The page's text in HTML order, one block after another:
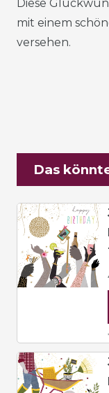
Diese
mit einem
versehen.
Das